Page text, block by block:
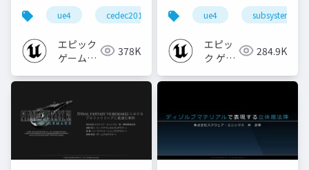
【CEDEC 2019】
ue4 cedec2019 ue-network ue-bp
エピック
ゲームズ
378K
Subsystem【第4回
UE4何でも勉強会 in 東
京 2020】
ue4 subsystem
エピッ
ク ゲー
ャパン
284.9K